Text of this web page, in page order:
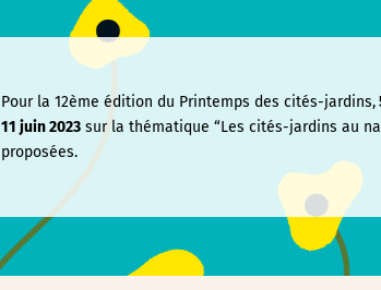
Pour la 12ème édition du Printemps des cités-jardins,
11 juin2023 sur la thématique “Les cités-jardins au
proposées.